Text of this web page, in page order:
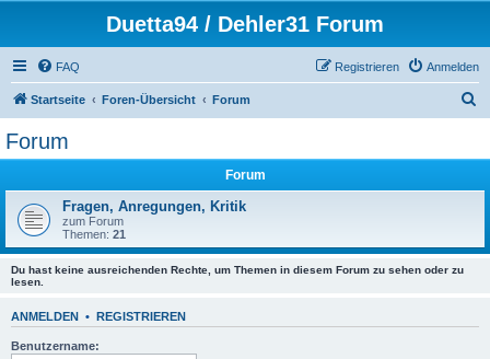
Duetta94 / Dehler31 Forum
FAQ Anmelden
Registrieren
Startseite Foren-Übersicht Forum
Forum
Forum
Fragen, Anregungen, Kritik
zum Forum
Themen: 21
Du hast keine ausreichenden Rechte, um Themen in diesem Forum zu sehen oder zu
lesen.
ANMELDEN • REGISTRIEREN
Benutzername: